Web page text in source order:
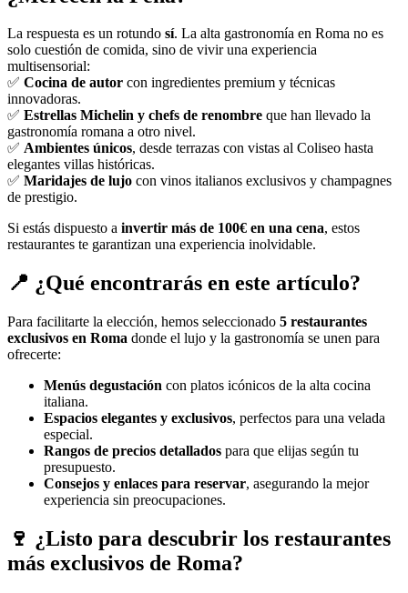
La respuesta es un rotundo sí. La alta gastronomía en Roma no es
solo cuestión de comida, sino de vivir una experiencia
multisensorial:
✅ Cocina de autor con ingredientes premium y técnicas
innovadoras.
✅ Estrellas Michelin y chefs de renombre que han llevado la
gastronomía romana a otro nivel.
✅ Ambientes únicos, desde terrazas con vistas al Coliseo hasta
elegantes villas históricas.
✅ Maridajes de lujo con vinos italianos exclusivos y champagnes
de prestigio.
Si estás dispuesto a invertir más de 100€ en una cena, estos
restaurantes te garantizan una experiencia inolvidable.
📍 ¿Qué encontrarás en este artículo?
Para facilitarte la elección, hemos seleccionado 5 restaurantes
exclusivos en Roma donde el lujo y la gastronomía se unen para
ofrecerte:
Menús degustación con platos icónicos de la alta cocina
italiana.
Espacios elegantes y exclusivos, perfectos para una velada
especial.
Rangos de precios detallados para que elijas según tu
presupuesto.
Consejos y enlaces para reservar, asegurando la mejor
experiencia sin preocupaciones.
🍷 ¿Listo para descubrir los restaurantes
más exclusivos de Roma?